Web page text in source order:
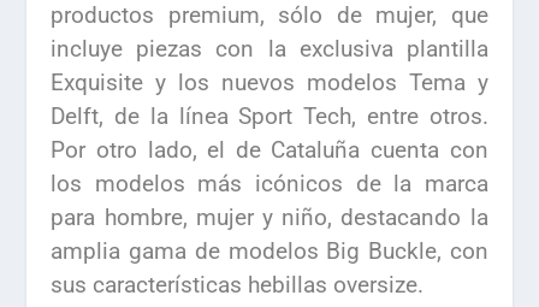
productos premium, sólo de mujer, que
incluye piezas con la exclusiva plantilla
Exquisite y los nuevos modelos Tema y
Delft, de la línea Sport Tech, entre otros.
Por otro lado, el de Cataluña cuenta con
los modelos más icónicos de la marca
para hombre, mujer y niño, destacando la
amplia gama de modelos Big Buckle, con
sus características hebillas oversize.